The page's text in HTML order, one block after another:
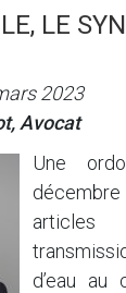
LE
2023
Avocat
Une
décembre
d’eau au